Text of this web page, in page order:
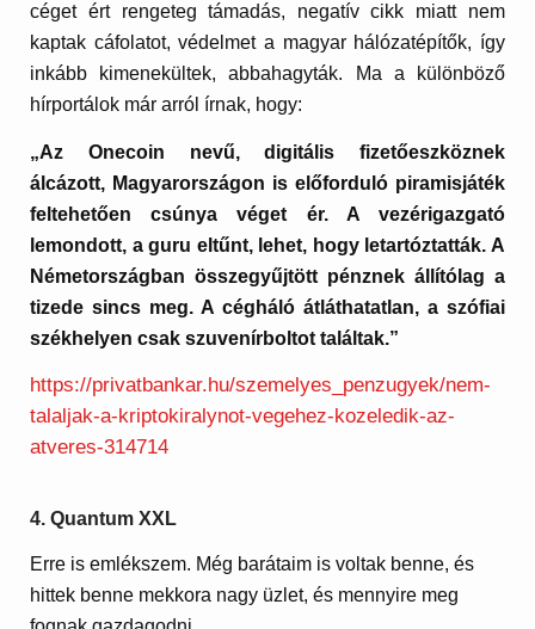
céget ért rengeteg támadás, negatív cikk miatt nem
kaptak cáfolatot, védelmet a magyar hálózatépítők, így
inkább kimenekültek, abbahagyták. Ma a különböző
hírportálok már arról írnak, hogy:
„Az Onecoin nevű, digitális fizetőeszköznek
álcázott, Magyarországon is előforduló piramisjáték
feltehetően csúnya véget ér. A vezérigazgató
lemondott, a guru eltűnt, lehet, hogy letartóztatták. A
Németországban összegyűjtött pénznek állítólag a
tizede sincs meg. A cégháló átláthatatlan, a szófiai
székhelyen csak szuvenírboltot találtak.”
https://privatbankar.hu/szemelyes_penzugyek/nem-
talaljak-a-kriptokiralynot-vegehez-kozeledik-az-
atveres-314714
4. Quantum XXL
Erre is emlékszem. Még barátaim is voltak benne, és
hittek benne mekkora nagy üzlet, és mennyire meg